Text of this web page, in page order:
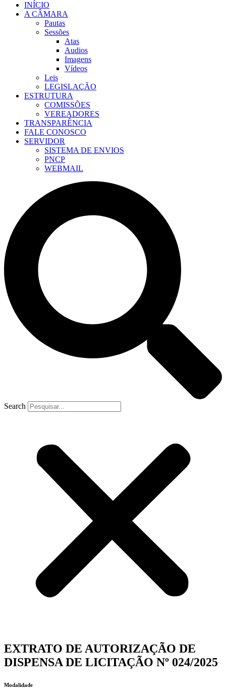
INÍCIO
A CÂMARA
Pautas
Sessões
Atas
Audios
Imagens
Vídeos
Leis
LEGISLAÇÃO
ESTRUTURA
COMISSÕES
VEREADORES
TRANSPARÊNCIA
FALE CONOSCO
SERVIDOR
SISTEMA DE ENVIOS
PNCP
WEBMAIL
Search
EXTRATO DE AUTORIZAÇÃO DE
DISPENSA DE LICITAÇÃO Nº 024/2025
Modalidade